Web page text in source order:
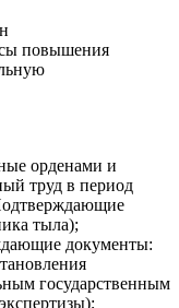
повышения
орденами и
труд в период
тыла);
документы:
государственным